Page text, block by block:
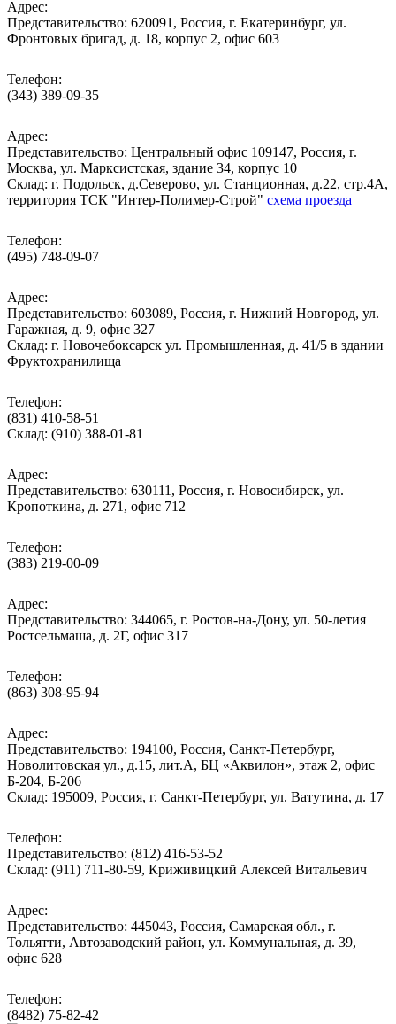
Адрес:
Представительство: 620091, Россия, г. Екатеринбург, ул.
Фронтовых бригад, д. 18, корпус 2, офис 603
Телефон:
(343) 389-09-35
Адрес:
Представительство: Центральный офис 109147, Россия, г.
Москва, ул. Марксистская, здание 34, корпус 10
Cклад: г. Подольск, д.Северово, ул. Станционная, д.22, стр.4А,
территория ТСК "Интер-Полимер-Строй" схема проезда
Телефон:
(495) 748-09-07
Адрес:
Представительство: 603089, Россия, г. Нижний Новгород, ул.
Гаражная, д. 9, офис 327
Склад: г. Новочебоксарск ул. Промышленная, д. 41/5 в здании
Фруктохранилища
Телефон:
(831) 410-58-51
Склад: (910) 388-01-81
Адрес:
Представительство: 630111, Россия, г. Новосибирск, ул.
Кропоткина, д. 271, офис 712
Телефон:
(383) 219-00-09
Адрес:
Представительство: 344065, г. Ростов-на-Дону, ул. 50-летия
Ростсельмаша, д. 2Г, офис 317
Телефон:
(863) 308-95-94
Адрес:
Представительство: 194100, Россия, Санкт-Петербург,
Новолитовская ул., д.15, лит.А, БЦ «Аквилон», этаж 2, офис
Б-204, Б-206
Склад: 195009, Россия, г. Санкт-Петербург, ул. Ватутина, д. 17
Телефон:
Представительство: (812) 416-53-52
Склад: (911) 711-80-59, Криживицкий Алексей Витальевич
Адрес:
Представительство: 445043, Россия, Самарская обл., г.
Тольятти, Автозаводский район, ул. Коммунальная, д. 39,
офис 628
Телефон:
(8482) 75-82-42